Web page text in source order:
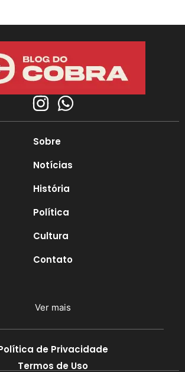
Sobre
Notícias
História
Política
Cultura
Contato
Ver mais
de Privacidade
Termos de Uso